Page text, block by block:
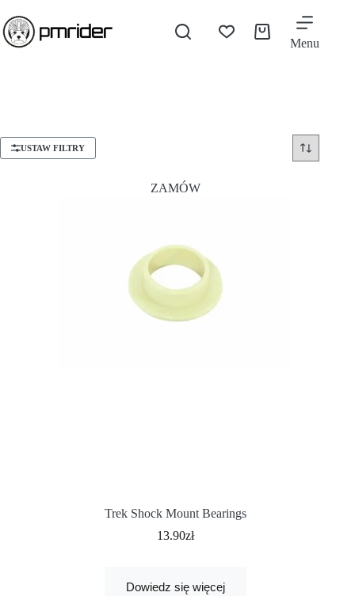
Menu
USTAW FILTRY
ZAMÓW
Trek Shock Mount Bearings
13.90zł
Dowiedz się więcej